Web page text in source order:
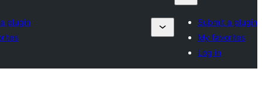
plugin
Submit a plugin
My favorites
Log in